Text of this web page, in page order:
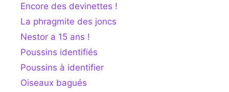
Encore des devinettes !
La phragmite des joncs
Nestor a 15 ans !
Poussins identifiés
Poussins à identifier
Oiseaux bagués